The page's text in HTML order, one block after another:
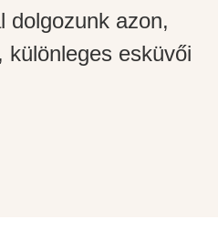
dolgozunk azon,
esküvői